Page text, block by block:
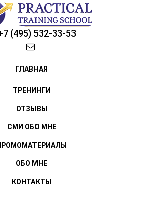
(495) 532-33-53
ГЛАВНАЯ
ТРЕНИНГИ
ОТЗЫВЫ
СМИ ОБО МНЕ
ОБО МНЕ
КОНТАКТЫ